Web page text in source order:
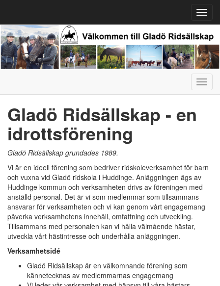
Gladö Ridsällskap - en
idrottsförening
Gladö Ridsällskap grundades 1989.
Vi är en ideell förening som bedriver ridskoleverksamhet för barn
och vuxna vid Gladö ridskola i Huddinge. Anläggningen ägs av
Huddinge kommun och verksamheten drivs av föreningen med
anställd personal. Det är vi som medlemmar som tillsammans
ansvarar för verksamheten och vi kan genom vårt engagemang
påverka verksamhetens innehåll, omfattning och utveckling.
Tillsammans med personalen kan vi hålla välmående hästar,
utveckla vårt hästintresse och underhålla anläggningen.
Verksamhetsidé
Gladö Ridsällskap är en välkomnande förening som
kännetecknas av medlemmarnas engagemang